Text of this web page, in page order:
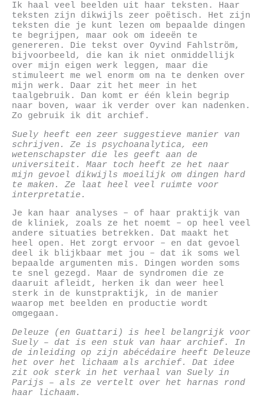
Ik haal veel beelden uit haar teksten. Haar
teksten zijn dikwijls zeer poëtisch. Het zijn
teksten die je kunt lezen om bepaalde dingen
te begrijpen, maar ook om ideeën te
genereren. Die tekst over Oyvind Fahlström,
bijvoorbeeld, die kan ik niet onmiddellijk
over mijn eigen werk leggen, maar die
stimuleert me wel enorm om na te denken over
mijn werk. Daar zit het meer in het
taalgebruik. Dan komt er één klein begrip
naar boven, waar ik verder over kan nadenken.
Zo gebruik ik dit archief.
Suely heeft een zeer suggestieve manier van
schrijven. Ze is psychoanalytica, een
wetenschapster die les geeft aan de
universiteit. Maar toch heeft ze het naar
mijn gevoel dikwijls moeilijk om dingen hard
te maken. Ze laat heel veel ruimte voor
interpretatie.
Je kan haar analyses – of haar praktijk van
de kliniek, zoals ze het noemt – op heel veel
andere situaties betrekken. Dat maakt het
heel open. Het zorgt ervoor – en dat gevoel
deel ik blijkbaar met jou – dat ik soms wel
bepaalde argumenten mis. Dingen worden soms
te snel gezegd. Maar de syndromen die ze
daaruit afleidt, herken ik dan weer heel
sterk in de kunstpraktijk, in de manier
waarop met beelden en productie wordt
omgegaan.
Deleuze (en Guattari) is heel belangrijk voor
Suely – dat is een stuk van haar archief. In
de inleiding op zijn abécédaire heeft Deleuze
het over het lichaam als archief. Dat idee
zit ook sterk in het verhaal van Suely in
Parijs – als ze vertelt over het harnas rond
haar lichaam.